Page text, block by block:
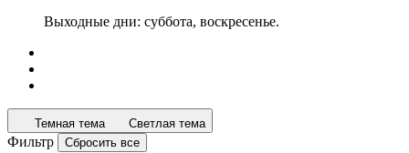
Выходные дни: суббота, воскресенье.
Темная тема Светлая тема
Фильтр Сбросить все